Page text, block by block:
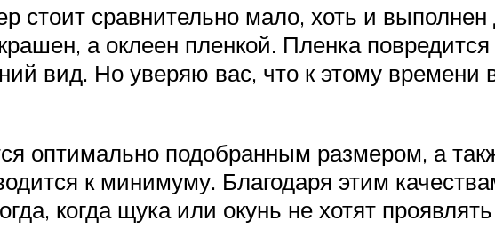
стоит сравнительно мало, хоть и выполнен
а оклеен пленкой. Пленка
вид. Но уверяю вас, что к этому времени
оптимально подобранным размером, а
к минимуму. Благодаря этим
когда щука или окунь не хотят